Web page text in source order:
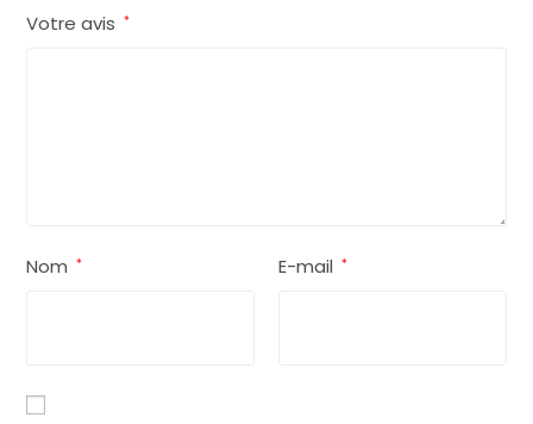
Votre avis *
Nom * E-mail *